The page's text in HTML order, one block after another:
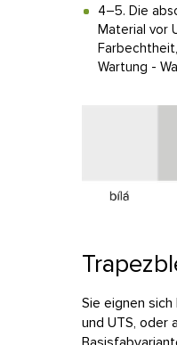
4–5. Die
Material vor
Wartung -
Sie eignen
und UTS, oder